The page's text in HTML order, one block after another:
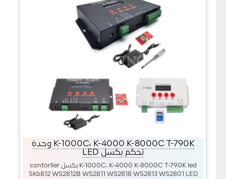
K-1000C، K-4000 K-8000C T-790K وحدة
تحكم بكسل LED
K-1000C، K-4000 K-8000C T-790K led بكسل contorller
SK6812 WS2812B WS2811 WS2818 WS2813 WS2801 LED